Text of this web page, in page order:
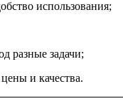
использования;
разные задачи;
и качества.